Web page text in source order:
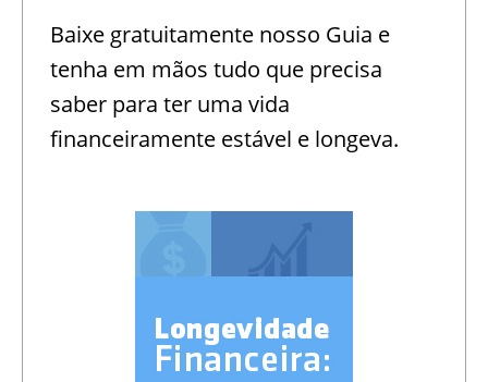
Baixe gratuitamente nosso Guia e
tenha em mãos tudo que precisa
saber para ter uma vida
financeiramente estável e longeva.